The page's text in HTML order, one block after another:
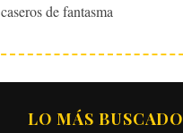
de fantasma
LO MÁS BUSCADO